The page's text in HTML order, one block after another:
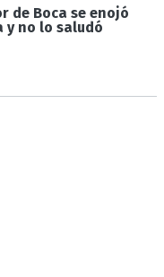
de Boca se enojó
y no lo saludó